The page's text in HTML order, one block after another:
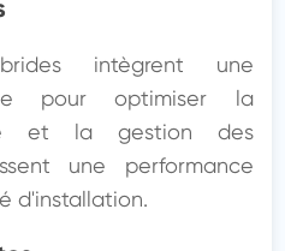
intègrent une
pour optimiser la
et la gestion des
une performance
d'installation.